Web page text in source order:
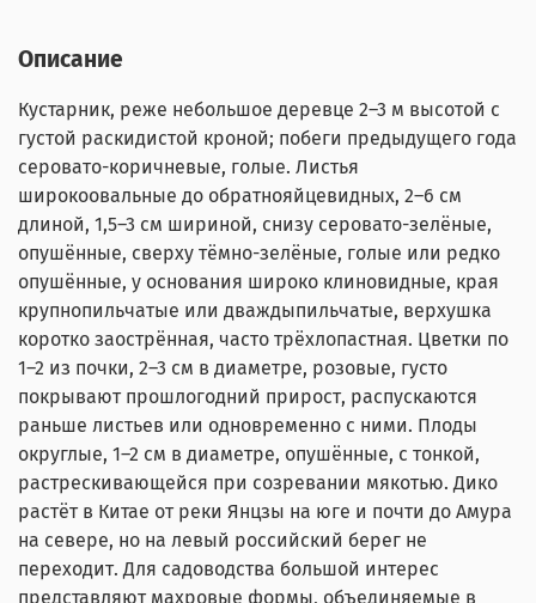
Описание
Кустарник, реже небольшое деревце 2–3 м высотой с
густой раскидистой кроной; побеги предыдущего года
серовато-коричневые, голые. Листья
широкоовальные до обратнояйцевидных, 2–6 см
длиной, 1,5–3 см шириной, снизу серовато-зелёные,
опушённые, сверху тёмно-зелёные, голые или редко
опушённые, у основания широко клиновидные, края
крупнопильчатые или дваждыпильчатые, верхушка
коротко заострённая, часто трёхлопастная. Цветки по
1–2 из почки, 2–3 см в диаметре, розовые, густо
покрывают прошлогодний прирост, распускаются
раньше листьев или одновременно с ними. Плоды
округлые, 1–2 см в диаметре, опушённые, с тонкой,
растрескивающейся при созревании мякотью. Дико
растёт в Китае от реки Янцзы на юге и почти до Амура
на севере, но на левый российский берег не
переходит. Для садоводства большой интерес
представляют махровые формы, объединяемые в